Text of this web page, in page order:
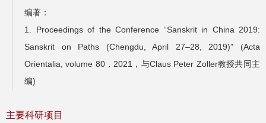
编著：
1. Proceedings of the Conference “Sanskrit in China 2019:
Sanskrit on Paths (Chengdu, April 27–28, 2019)” (Acta
Orientalia, volume 80，2021，与Claus Peter Zoller教授共同主
编)
主要科研项目